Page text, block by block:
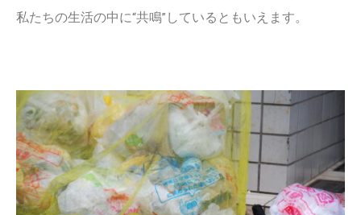
私たちの生活の中に“共鳴”しているともいえます。